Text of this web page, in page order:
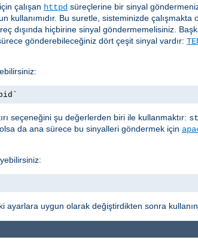
çalışan httpd süreçlerine bir sinyal
kullanımıdır. Bu suretle, sisteminizde çalışmakta
dışında hiçbirine sinyal göndermemelisiniz.
gönderebileceğiniz dört çeşit sinyal vardır:
seçeneğini şu değerlerden biri ile kullanmaktır:
da ana sürece bu sinyalleri göndermek için
ayarlara uygun olarak değiştirdikten sonra